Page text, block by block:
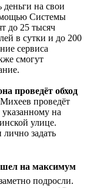
деньги на свои
Системы
до 25 тысяч
в сутки и до 200
сервиса
смогут
проведёт обход
проведёт
на
улице.
задать
на максимум
подросли.